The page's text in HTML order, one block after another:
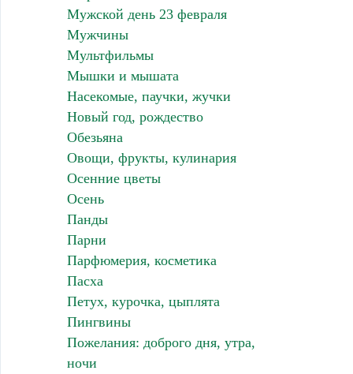
Мужской день 23 февраля
Мужчины
Мультфильмы
Мышки и мышата
Насекомые, паучки, жучки
Новый год, рождество
Обезьяна
Овощи, фрукты, кулинария
Осенние цветы
Осень
Панды
Парни
Парфюмерия, косметика
Пасха
Петух, курочка, цыплята
Пингвины
Пожелания: доброго дня, утра,
ночи